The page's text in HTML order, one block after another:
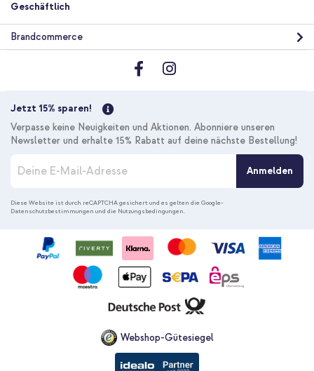
Geschäftlich
Brandcommerce
Jetzt 15% sparen!
Verpasse keine Neuigkeiten und Aktionen. Abonniere unseren
Newsletter und erhalte 15% Rabatt auf deine nächste Bestellung!
d
e
Anmelden
Diese Website ist durch reCAPTCHA gesichert und es gelten dieGoogle-
Datenschutzbestimmungen und die Nutzungsbedingungen.
Webshop-Gütesiegel